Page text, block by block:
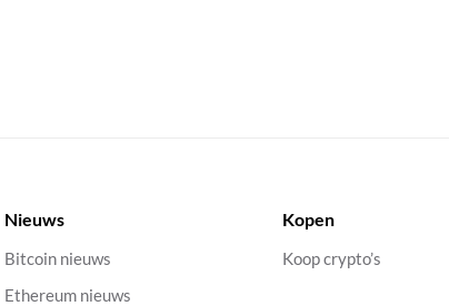
Nieuws
Bitcoin nieuws
Ethereum nieuws
Kopen
Koop crypto’s